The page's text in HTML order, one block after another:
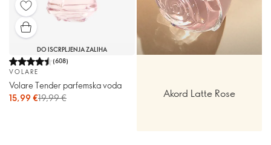
DO ISCRPLJENJA ZALIHA
(608)
VOLARE
Volare Tender parfemska voda
15,99 €19,99 € Akord Latte Rose